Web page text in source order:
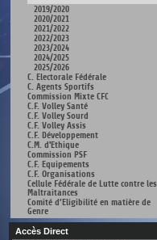
2019/2020
2020/2021
2021/2022
2022/2023
2023/2024
2024/2025
2025/2026
C. Electorale Fédérale
C. Agents Sportifs
Commission Mixte CFC
C.F. Volley Santé
C.F. Volley Sourd
C.F. Volley Assis
C.F. Développement
C.M. d'Ethique
Commission PSF
C.F. Equipements
C.F. Organisations
Cellule Fédérale de Lutte contre les
Maltraitances
Comité d’Eligibilité en matière de
Genre
Accès Direct